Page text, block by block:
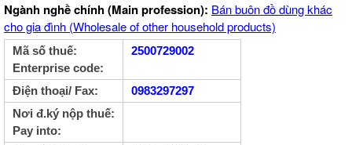
Ngành nghề chính (Main profession): Bán buôn đồ dùng khác
cho gia đình (Wholesale of other household products)
Mã số thuế:
Enterprise code:
2500729002
Điện thoại/ Fax:
0983297297
Nơi đ.ký nộp thuế:
Pay into: